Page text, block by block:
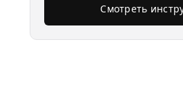
Смотреть